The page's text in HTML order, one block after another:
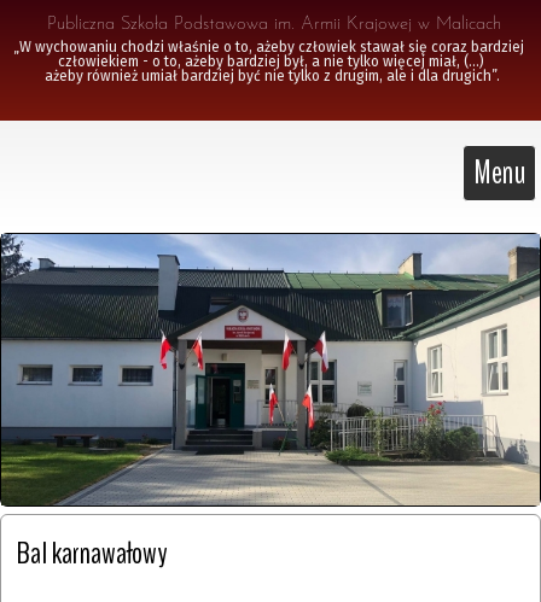
Publiczna Szkoła Podstawowa im. Armii Krajowej w Malicach
„W wychowaniu chodzi właśnie o to, ażeby człowiek stawał się coraz bardziej
człowiekiem - o to, ażeby bardziej był, a nie tylko więcej miał, (...)
ażeby również umiał bardziej być nie tylko z drugim, ale i dla drugich”.
Menu
Bal karnawałowy